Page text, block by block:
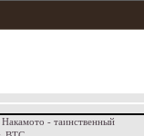
- таинственный